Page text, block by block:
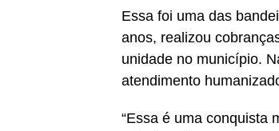
Essa foi uma das
anos, realizou
unidade no município.
atendimento
“Essa é uma conquista